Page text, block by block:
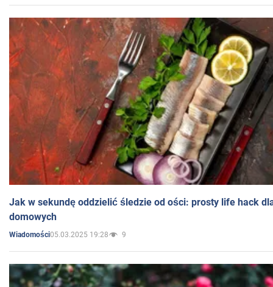
Jak w sekundę oddzielić śledzie od ości: prosty life hack
domowych
Wiadomości05.03.2025 19:28 9